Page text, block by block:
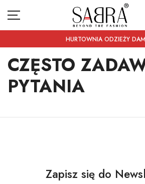
HURTOWNIA ODZIEŻY
NOWOŚCI
ZLOTY (ZŁ)
CZĘSTO
PYTANIA
Zapisz się do